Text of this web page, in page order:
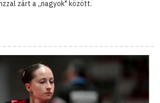
zárt a „nagyok" között.